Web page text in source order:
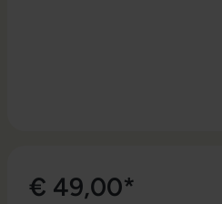
€ 49,00*